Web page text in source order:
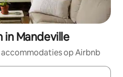
Mandeville
op Airbnb